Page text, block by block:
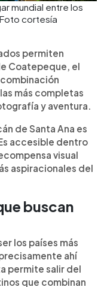
mundial entre los
cortesía
permiten
Coatepeque, el
más completas
y aventura.
de Santa Ana es
accesible dentro
visual
aspiracionales del
buscan
los países más
ahí
permite salir del
que combinan